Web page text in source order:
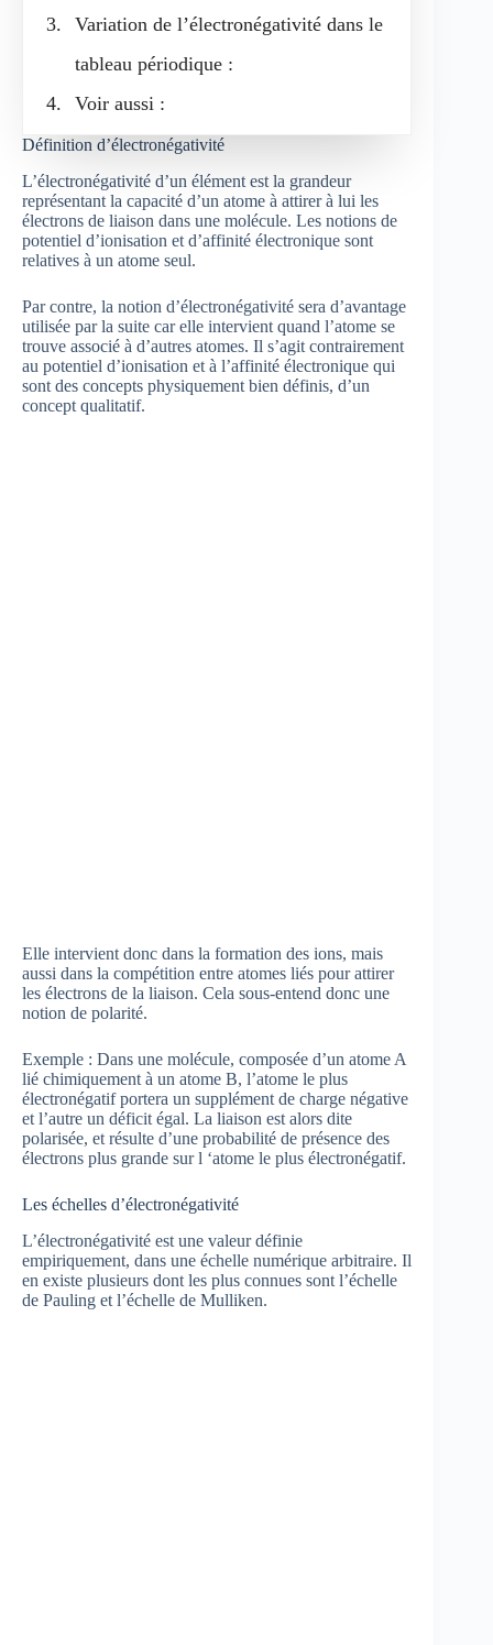
Variation de l’électronégativité dans le
tableau périodique :
Voir aussi :
Définition d’électronégativité
L’électronégativité d’un élément est la grandeur
représentant la capacité d’un atome à attirer à lui les
électrons de liaison dans une molécule. Les notions de
potentiel d’ionisation et d’affinité électronique sont
relatives à un atome seul.
Par contre, la notion d’électronégativité sera d’avantage
utilisée par la suite car elle intervient quand l’atome se
trouve associé à d’autres atomes. Il s’agit contrairement
au potentiel d’ionisation et à l’affinité électronique qui
sont des concepts physiquement bien définis, d’un
concept qualitatif.
Elle intervient donc dans la formation des ions, mais
aussi dans la compétition entre atomes liés pour attirer
les électrons de la liaison. Cela sous-entend donc une
notion de polarité.
Exemple : Dans une molécule, composée d’un atome A
lié chimiquement à un atome B, l’atome le plus
électronégatif portera un supplément de charge négative
et l’autre un déficit égal. La liaison est alors dite
polarisée, et résulte d’une probabilité de présence des
électrons plus grande sur l ‘atome le plus électronégatif.
Les échelles d’électronégativité
L’électronégativité est une valeur définie
empiriquement, dans une échelle numérique arbitraire. Il
en existe plusieurs dont les plus connues sont l’échelle
de Pauling et l’échelle de Mulliken.